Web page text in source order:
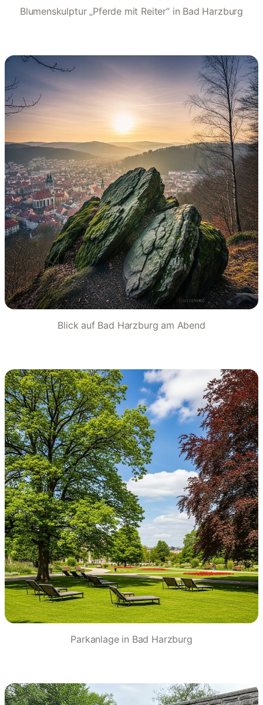
Blumenskulptur „Pferde mit Reiter“ in Bad Harzburg
Blick auf Bad Harzburg am Abend
Parkanlage in Bad Harzburg